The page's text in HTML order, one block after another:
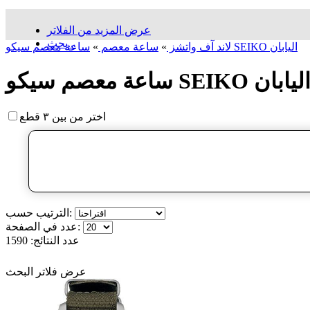
عرض المزيد من الفلاتر
بحث...
لاند آف واتشز » ساعة معصم » ساعة معصم سیکو SEIKO اليابان
ساعة معصم سیکو SEIKO اليابان
اختر من بين ٣ قطع
الترتيب حسب:
عدد في الصفحة:
عدد النتائج: 1590
عرض فلاتر البحث